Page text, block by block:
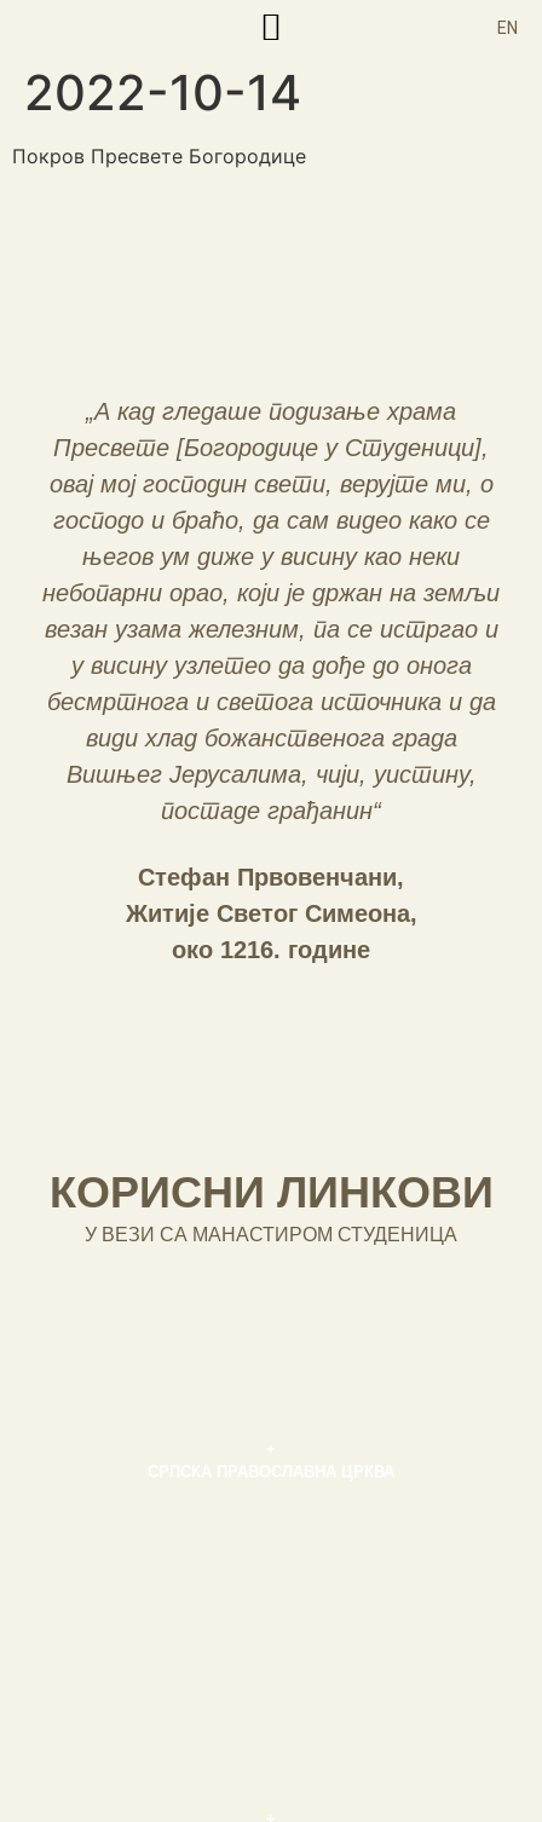
EN
2022-10-14
Покров Пресвете Богородице
„А кад гледаше подизање храма
Пресвете [Богородице у Студеници],
овај мој господин свети, верујте ми, о
господо и браћо, да сам видео како се
његов ум диже у висину као неки
небопарни орао, који је држан на земљи
везан узама железним, па се истргао и
у висину узлетео да дође до онога
бесмртнога и светога источника и да
види хлад божанственога града
Вишњег Јерусалима, чији, уистину,
постаде грађанин“
Стефан Првовенчани,
Житије Светог Симеона,
око 1216. године
КОРИСНИ ЛИНКОВИ
У ВЕЗИ СА МАНАСТИРОМ СТУДЕНИЦА